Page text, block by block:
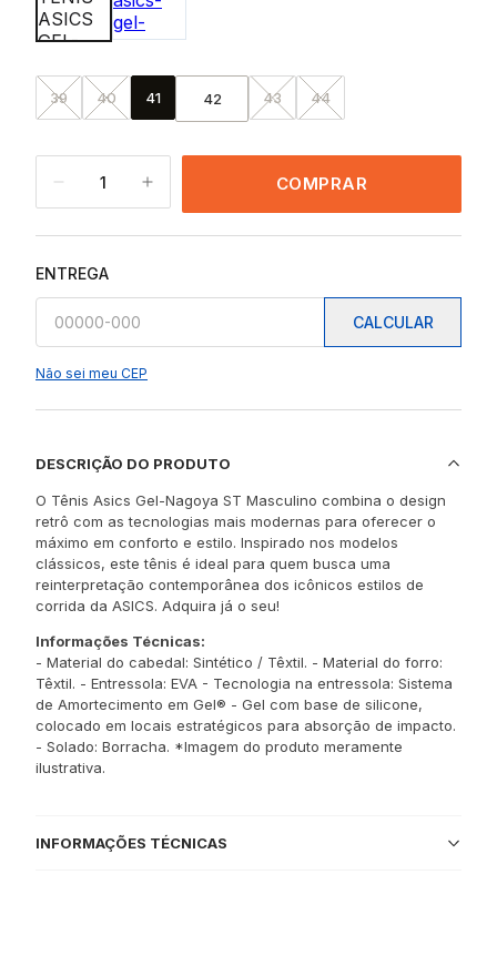
39 40 41 42 43 44
1 COMPRAR
ENTREGA
CALCULAR
Não sei meu CEP
DESCRIÇÃO DO PRODUTO
O Tênis Asics Gel-Nagoya ST Masculino combina o design
retrô com as tecnologias mais modernas para oferecer o
máximo em conforto e estilo. Inspirado nos modelos
clássicos, este tênis é ideal para quem busca uma
reinterpretação contemporânea dos icônicos estilos de
corrida da ASICS. Adquira já o seu!
Informações Técnicas:
- Material do cabedal: Sintético / Têxtil. - Material do forro:
Têxtil. - Entressola: EVA - Tecnologia na entressola: Sistema
de Amortecimento em Gel® - Gel com base de silicone,
colocado em locais estratégicos para absorção de impacto.
- Solado: Borracha. *Imagem do produto meramente
ilustrativa.
INFORMAÇÕES TÉCNICAS